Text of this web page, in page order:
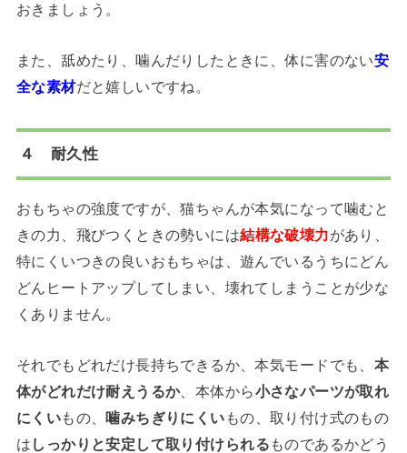
おきましょう。
また、舐めたり、噛んだりしたときに、体に害のない安
全な素材だと嬉しいですね。
４ 耐久性
おもちゃの強度ですが、猫ちゃんが本気になって噛むと
きの力、飛びつくときの勢いには結構な破壊力があり、
特にくいつきの良いおもちゃは、遊んでいるうちにどん
どんヒートアップしてしまい、壊れてしまうことが少な
くありません。
それでもどれだけ長持ちできるか、本気モードでも、 本
体がどれだけ耐えうるか、本体から小さなパーツが取れ
にくいもの、噛みちぎりにくい もの、取り付け式のもの
は しっかりと安定して取り付けられる ものであるかどう